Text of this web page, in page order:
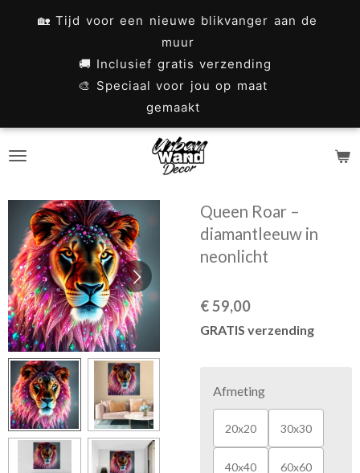
🏡 Tijd voor een nieuwe blikvanger aan de
muur
🚚 Inclusief gratis verzending
🎨 Speciaal voor jou op maat
gemaakt
Queen Roar –
diamantleeuw in
neonlicht
€ 59,00
GRATIS verzending
Afmeting
20x20 30x30
40x40 60x60